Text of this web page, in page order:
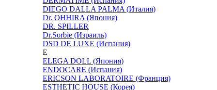
DIEGO DALLA PALMA (Италия)
Dr. OHHIRA (Япония)
DR. SPILLER
Dr.Sorbie (Израиль)
DSD DE LUXE (Испания)
E
ELEGA DOLL (Япония)
ENDOCARE (Испания)
ERICSON LABORATOIRE (Франция)
ESTHETIC HOUSE (Корея)